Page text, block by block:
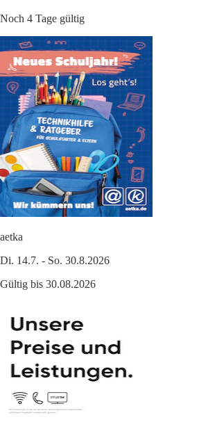
Noch 4 Tage gültig
aetka
Di. 14.7. - So. 30.8.2026
Gültig bis 30.08.2026